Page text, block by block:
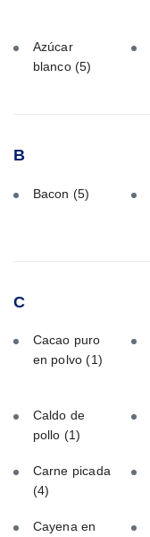
Azúcar
blanco (5)
B
Bacon (5)
C
Cacao puro
en polvo(1)
Caldo de
pollo (1)
Carne picada
(4)
Cayena en